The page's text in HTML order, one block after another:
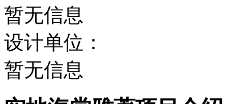
暂无信息
设计单位：
暂无信息